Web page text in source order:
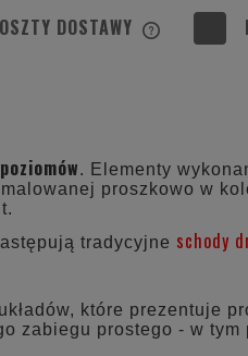
DOSTAWY
. Elementy
proszkowo w
tradycyjne schody
które prezentuje
zabiegu prostego - w